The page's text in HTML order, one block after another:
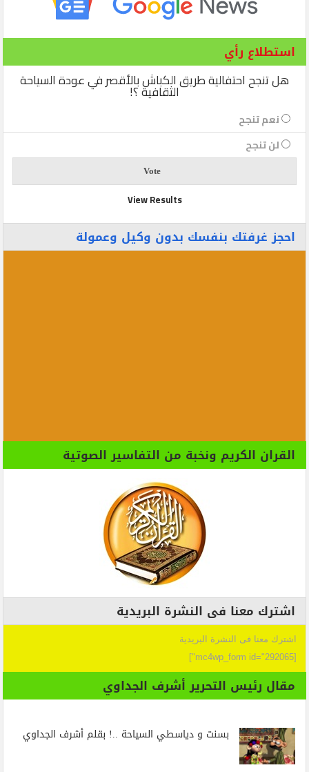
استطلاع رأي
هل تنجح احتفالية طريق الكباش بالأقصر في عودة السياحة
الثقافية ؟!
نعم تنجح
لن تنجح
View Results
احجز غرفتك بنفسك بدون وكيل وعمولة
القران الكريم ونخبة من التفاسير الصوتية
اشترك معنا فى النشرة البريدية
اشترك معنا فى النشرة البريدية
[mc4wp_form id="292065"]
مقال رئيس التحرير أشرف الجداوي
بسنت و دياسطي السياحة ..! بقلم أشرف الجداوي